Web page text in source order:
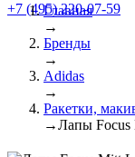
+7 (495) 220-07-59
Главная
→
Бренды
→
Adidas
→
Ракетки,
→Лапы Focus